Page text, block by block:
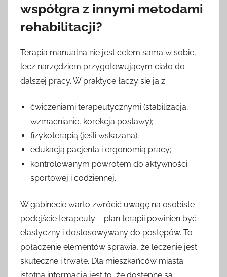
współgra z innymi metodami
rehabilitacji?
Terapia manualna nie jest celem sama w sobie,
lecz narzędziem przygotowującym ciało do
dalszej pracy. W praktyce łączy się ją z:
ćwiczeniami terapeutycznymi (stabilizacja,
wzmacnianie, korekcja postawy);
fizykoterapią (jeśli wskazana);
edukacją pacjenta i ergonomią pracy;
kontrolowanym powrotem do aktywności
sportowej i codziennej.
W gabinecie warto zwrócić uwagę na osobiste
podejście terapeuty – plan terapii powinien być
elastyczny i dostosowywany do postępów. To
połączenie elementów sprawia, że leczenie jest
skuteczne i trwałe. Dla mieszkańców miasta